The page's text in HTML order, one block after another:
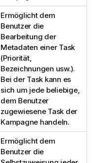
Ermöglicht dem
Benutzer die
Bearbeitung der
Metadaten einer Task
(Priorität,
Bezeichnungen usw.).
Bei der Task kann es
sich um jede beliebige,
dem Benutzer
zugewiesene Task der
Kampagne handeln.
Ermöglicht dem
Benutzer die